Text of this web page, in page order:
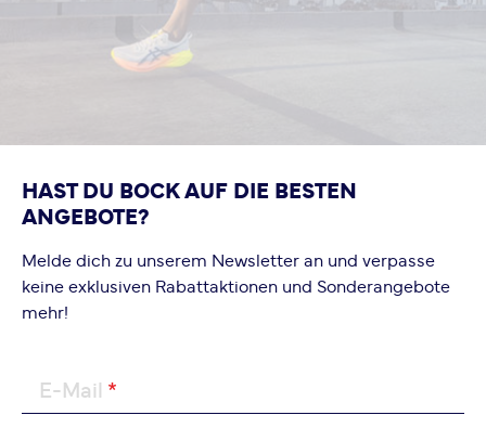
HAST DU BOCK AUF DIE BESTEN
ANGEBOTE?
Melde dich zu unserem Newsletter an und verpasse
keine exklusiven Rabattaktionen und Sonderangebote
mehr!
E-Mail